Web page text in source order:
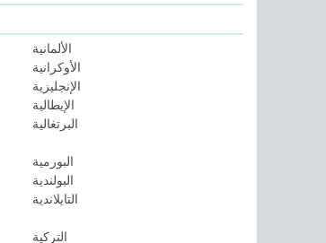
الألمانية
الأوكرانية
الإنجليزية
الإيطالية
البرتغالية
البورمية
البولندية
التايلاندية
التركية